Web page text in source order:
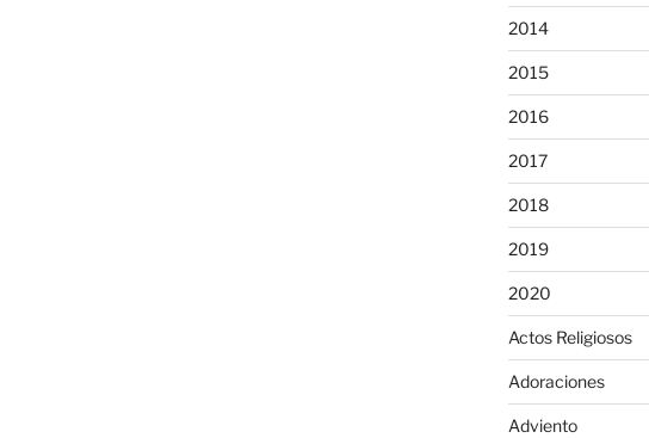
2014
2015
2016
2017
2018
2019
2020
Actos Religiosos
Adoraciones
Adviento